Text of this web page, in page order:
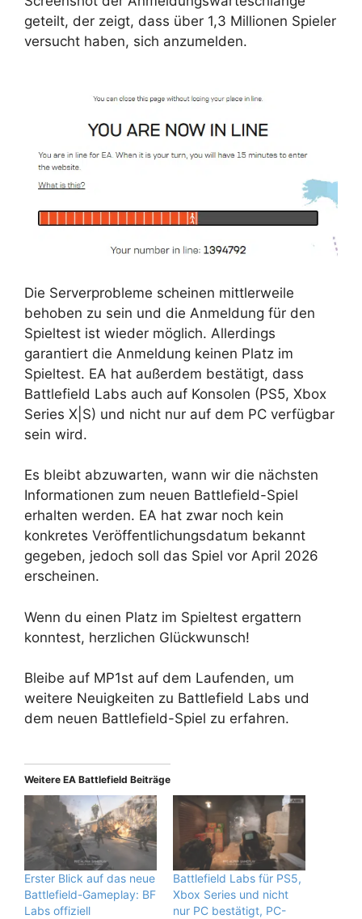
geteilt, der zeigt, dass über 1,3 Millionen Spieler
versucht haben, sich anzumelden.
Die Serverprobleme scheinen mittlerweile
behoben zu sein und die Anmeldung für den
Spieltest ist wieder möglich. Allerdings
garantiert die Anmeldung keinen Platz im
Spieltest. EA hat außerdem bestätigt, dass
Battlefield Labs auch auf Konsolen (PS5, Xbox
Series X|S) und nicht nur auf dem PC verfügbar
sein wird.
Es bleibt abzuwarten, wann wir die nächsten
Informationen zum neuen Battlefield-Spiel
erhalten werden. EA hat zwar noch kein
konkretes Veröffentlichungsdatum bekannt
gegeben, jedoch soll das Spiel vor April 2026
erscheinen.
Wenn du einen Platz im Spieltest ergattern
konntest, herzlichen Glückwunsch!
Bleibe auf MP1st auf dem Laufenden, um
weitere Neuigkeiten zu Battlefield Labs und
dem neuen Battlefield-Spiel zu erfahren.
Weitere EA Battlefield Beiträge
Erster Blick auf das neue
Battlefield-Gameplay: BF
Labs offiziell
Battlefield Labs für PS5,
Xbox Series und nicht
nur PC bestätigt, PC-